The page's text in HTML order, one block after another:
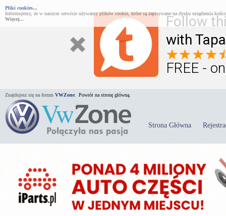
Follow
with
FREE -
Pliki cookies...
Informujemy, że w naszym serwisie używamy plików cookie, które są zapisywane na dysku urządzenia
Więcej...
Znajdujesz się na forum VWZone Powrót na stronę główną.
Strona Główna